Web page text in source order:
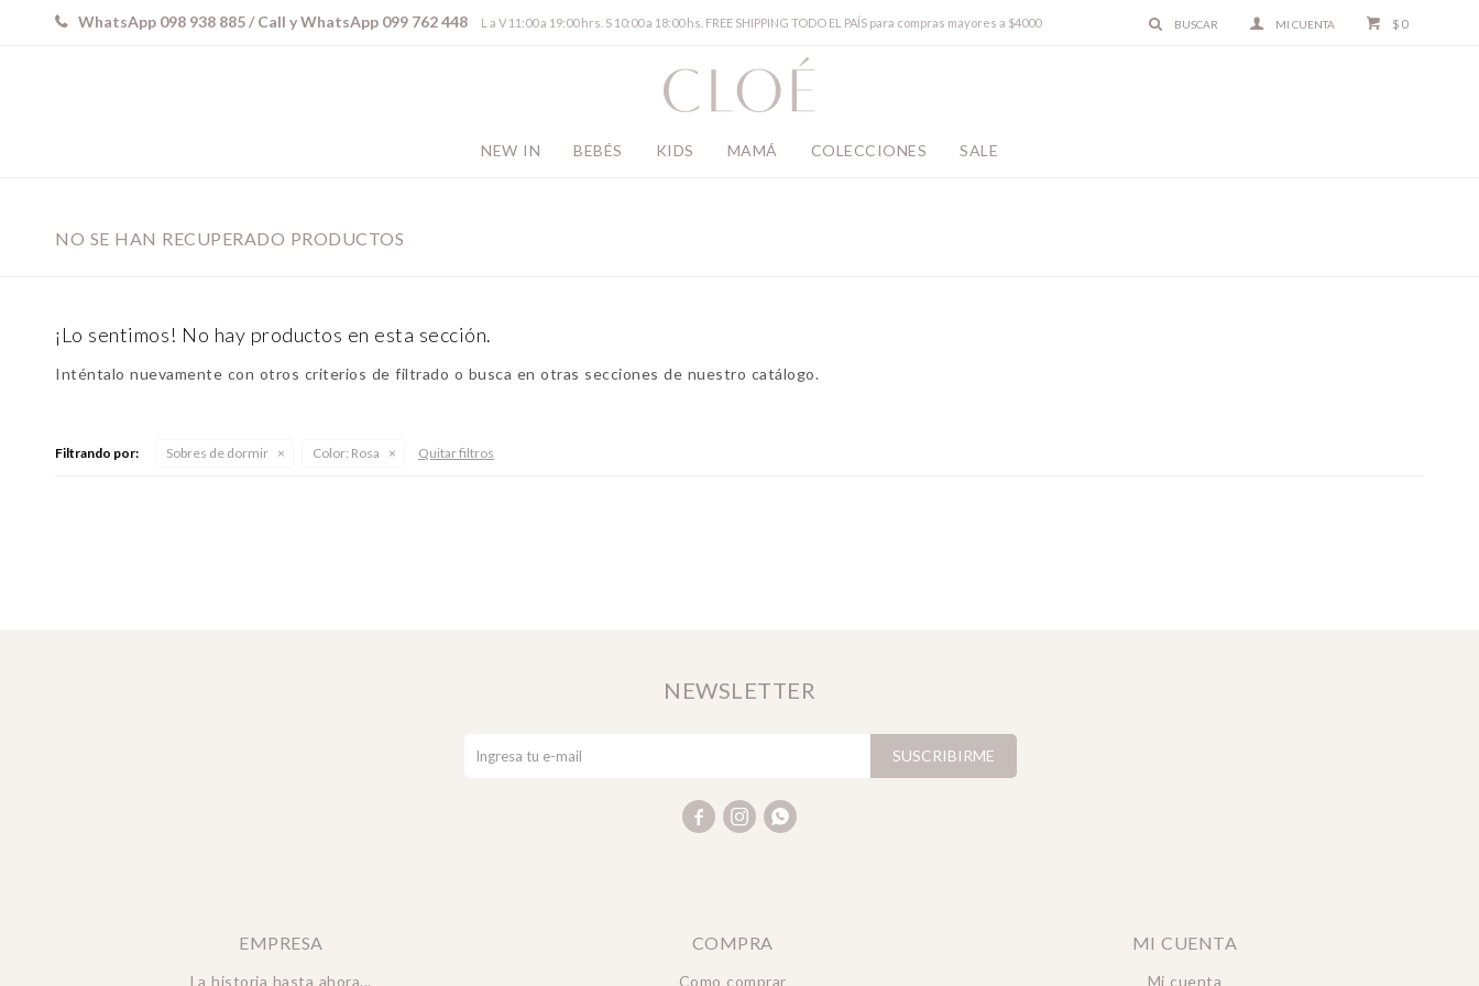
NEW IN BEBÉS KIDS MAMÁ COLECCIONES SALE
$ 0
WhatsApp 098 938 885 / Call y WhatsApp 099 762 448 L a V 11:00 a 19:00 hrs. S 10:00 a 18:00 hs. FREE SHIPPING TODO EL PAÍS para compras mayores a $4000
NO SE HAN RECUPERADO PRODUCTOS
¡Lo sentimos! No hay productos en esta sección.
Inténtalo nuevamente con otros criterios de filtrado o busca en otras secciones de nuestro catálogo.
Filtrando por: Sobres de dormir Color: Rosa Quitar filtros
EMPRESA
La historia hasta ahora...
COMPRA
Como comprar
MI CUENTA
Mi cuenta
NEWSLETTER
SUSCRIBIRME
  